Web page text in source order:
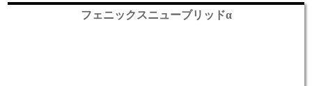
フェニックスニューブリッドα